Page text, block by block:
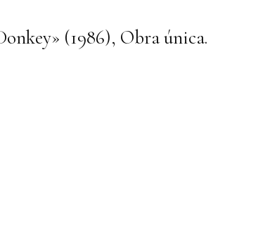
(1986), Obra única.